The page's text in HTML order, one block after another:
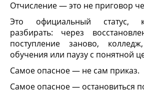
Отчисление — это не приговор
Это официальный статус,
разбирать: через
поступление заново,
обучения или паузу с понятной
Самое опасное — не сам приказ.
Самое опасное — остановиться